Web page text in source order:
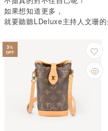
如果想知道更多，
就要聽聽LDeluxe主持人文珊的
3%
OFF